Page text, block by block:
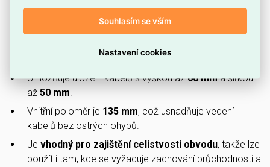
Disponuje povrchovou úpravoupozinkování
pro zvýšenou ochranu proti korozi.
Umožňuje uložení kabelů s výškou až60 mma šířkou
až 50 mm.
Vnitřní poloměr je 135 mm, což usnadňuje vedení
kabelů bez ostrých ohybů.
Je vhodný pro zajištění celistvosti obvodu, takže lze
použít i tam, kde se vyžaduje zachování průchodnosti a
Souhlasím se vším
Nastavení cookies